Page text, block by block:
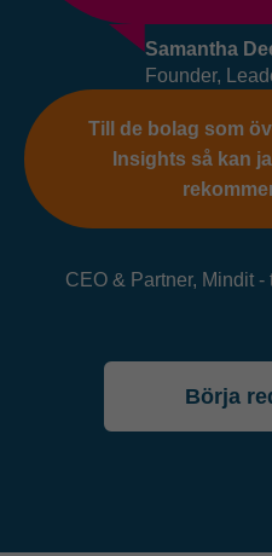
Samantha
Founder,
Till de bolag som
Insights så kan
CEO & Partner, Mindit
Börja